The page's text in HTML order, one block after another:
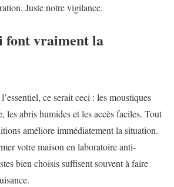
Juste notre vigilance.
font vraiment la
ce serait ceci : les moustiques
les abris humides et les accès faciles. Tout
améliore immédiatement la situation.
votre maison en laboratoire anti-
bien choisis suffisent souvent à faire